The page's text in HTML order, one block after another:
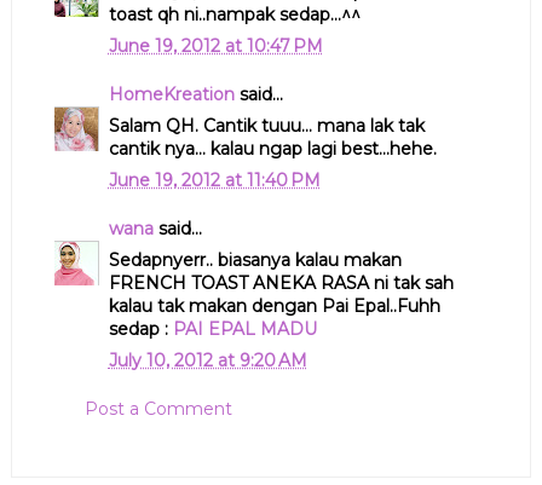
toast qh ni..nampak sedap...^^
June 19, 2012 at 10:47 PM
HomeKreationsaid...
Salam QH. Cantik tuuu... mana lak tak
cantik nya... kalau ngap lagi best...hehe.
June 19, 2012 at 11:40 PM
wanasaid...
Sedapnyerr.. biasanya kalau makan
FRENCH TOAST ANEKA RASA ni tak sah
kalau tak makan dengan Pai Epal..Fuhh
sedap : PAI EPAL MADU
July 10, 2012 at 9:20 AM
Post a Comment